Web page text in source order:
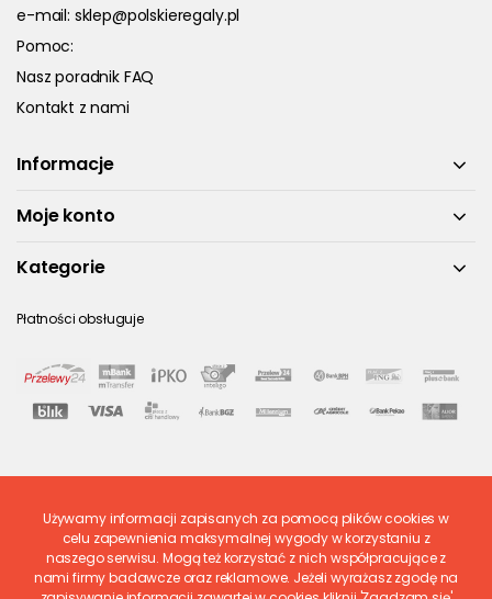
e-mail: sklep@polskieregaly.pl
Pomoc:
Nasz poradnik FAQ
Kontakt z nami
Informacje
Moje konto
Kategorie
Płatności obsługuje
Ostatnio ocenione
Używamy informacji zapisanych za pomocą plików cookies w
celu zapewnienia maksymalnej wygody w korzystaniu z
naszego serwisu. Mogą też korzystać z nich współpracujące z
nami firmy badawcze oraz reklamowe. Jeżeli wyrażasz zgodę na